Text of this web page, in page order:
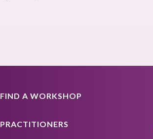
FIND A WORKSHOP
PRACTITIONERS